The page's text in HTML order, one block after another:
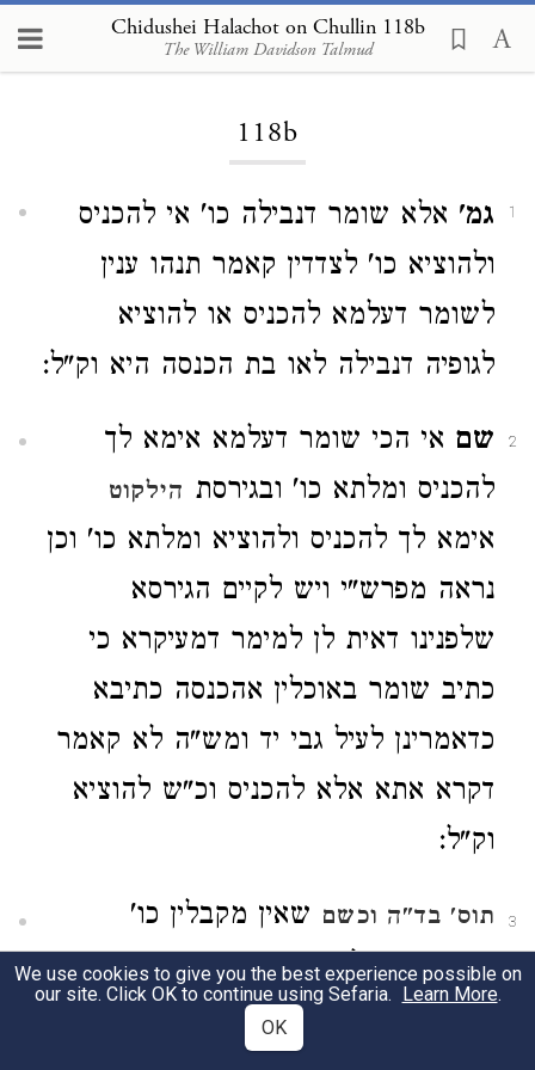
Chidushei Halachot on Chullin 118b
The William Davidson Talmud
Loading...
118b
1 גמ' אלא שומר דנבילה כו' אי להכניס
ולהוציא כו' לצדדין קאמר תנהו ענין
לשומר דעלמא להכניס או להוציא
לגופיה דנבילה לאו בת הכנסה היא וק"ל:
2 שם אי הכי שומר דעלמא אימא לך
להכניס ומלתא כו' ובגירסת הילקוט
אימא לך להכניס ולהוציא ומלתא כו' וכן
נראה מפרש"י ויש לקיים הגירסא
שלפנינו דאית לן למימר דמעיקרא כי
כתיב שומר באוכלין אהכנסה כתיבא
כדאמרינן לעיל גבי יד ומש"ה לא קאמר
דקרא אתא אלא להכניס וכ"ש להוציא
וק"ל:
3 תוס' בד"ה וכשם שאין מקבלין כו'
דהוכשר הכל במחובר ע"י גשמים
שנופלים כו' עכ"ל כל מחובר ודאי הוה
We use cookies to give you the best experience possible on
our site. Click OK to continue using Sefaria. Learn More.
OK